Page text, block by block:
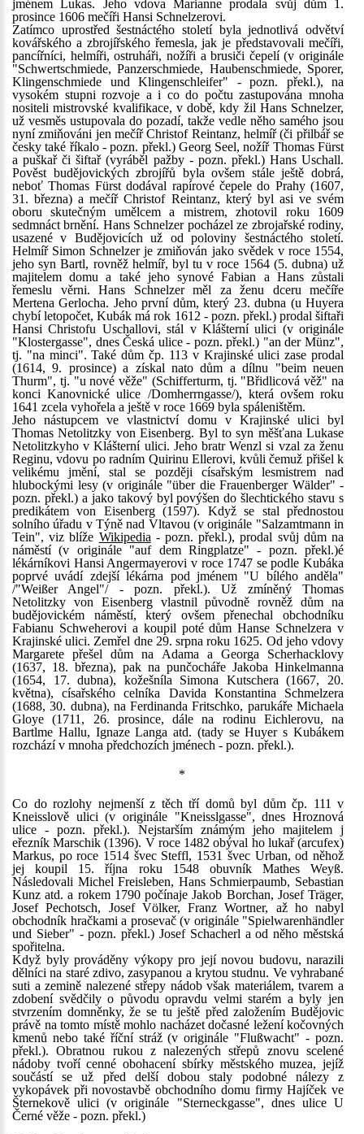
jménem Lukas. Jeho vdova Marianne prodala svůj dům 1.
prosince 1606 mečíři Hansi Schnelzerovi.
Zatímco uprostřed šestnáctého století byla jednotlivá odvětví
kovářského a zbrojířského řemesla, jak je představovali mečíři,
pancířníci, helmíři, ostruháři, nožíři a brusiči čepelí (v originále
"Schwertschmiede, Panzerschmiede, Haubenschmiede, Sporer,
Klingenschmiede und Klingenschleifer" - pozn. překl.), na
vysokém stupni rozvoje a i co do počtu zastupována mnoha
nositeli mistrovské kvalifikace, v době, kdy žil Hans Schnelzer,
už vesměs ustupovala do pozadí, takže vedle něho samého jsou
nyní zmiňováni jen mečíř Christof Reintanz, helmíř (či přilbář se
česky také říkalo - pozn. překl.) Georg Seel, nožíř Thomas Fürst
a puškař či šiftař (vyráběl pažby - pozn. překl.) Hans Uschall.
Pověst budějovických zbrojířů byla ovšem stále ještě dobrá,
neboť Thomas Fürst dodával rapírové čepele do Prahy (1607,
31. března) a mečíř Christof Reintanz, který byl asi ve svém
oboru skutečným umělcem a mistrem, zhotovil roku 1609
sedmnáct brnění. Hans Schnelzer pocházel ze zbrojařské rodiny,
usazené v Budějovicích už od poloviny šestnáctého století.
Helmíř Simon Schnelzer je zmiňován jako svědek v roce 1554,
jeho syn Bartl, rovněž helmíř, byl tu v roce 1564 (5. dubna) už
majitelem domu a také jeho synové Fabian a Hans zůstali
řemeslu věrni. Hans Schnelzer měl za ženu dceru mečíře
Mertena Gerlocha. Jeho první dům, který 23. dubna (u Huyera
chybí letopočet, Kubák má rok 1612 - pozn. překl.) prodal šiftaři
Hansi Christofu Uschallovi, stál v Klášterní ulici (v originále
"Klostergasse", dnes Česká ulice - pozn. překl.) "an der Münz",
tj. "na minci". Také dům čp. 113 v Krajinské ulici zase prodal
(1614, 9. prosince) a získal nato dům a dílnu "beim neuen
Thurm", tj. "u nové věže" (Schifferturm, tj. "Břidlicová věž" na
konci Kanovnické ulice /Domherrngasse/), která ovšem roku
1641 zcela vyhořela a ještě v roce 1669 byla spáleništěm.
Jeho nástupcem ve vlastnictví domu v Krajinské ulici byl
Thomas Netolitzky von Eisenberg. Byl to syn měšťana Lukase
Netolitzkyho v Klášterní ulici. Jeho bratr Wenzl si vzal za ženu
Reginu, vdovu po radním Quirinu Ellerovi, kvůli čemuž přišel k
velikému jmění, stal se později císařským lesmistrem nad
hlubockými lesy (v originále "über die Frauenberger Wälder" -
pozn. překl.) a jako takový byl povýšen do šlechtického stavu s
predikátem von Eisenberg (1597). Když se stal přednostou
solního úřadu v Týně nad Vltavou (v originále "Salzamtmann in
Tein", viz blíže Wikipedia - pozn. překl.), prodal svůj dům na
náměstí (v originále "auf dem Ringplatze" - pozn. překl.)é
lékárníkovi Hansi Angermayerovi v roce 1747 se podle Kubáka
poprvé uvádí zdejší lékárna pod jménem "U bílého anděla"
/"Weißer Angel"/ - pozn. překl.). Už zmíněný Thomas
Netolitzky von Eisenberg vlastnil původně rovněž dům na
budějovickém náměstí, který ovšem přenechal obchodníku
Fabianu Schweherovi a koupil poté dům Hanse Schnelzera v
Krajinské ulici. Zemřel dne 29. srpna roku 1625. Od jeho vdovy
Margarete přešel dům na Adama a Georga Scherhacklovy
(1637, 18. března), pak na punčocháře Jakoba Hinkelmanna
(1654, 17. dubna), kožešníla Simona Kutschera (1667, 20.
května), císařského celníka Davida Konstantina Schmelzera
(1688, 30. dubna), na Ferdinanda Fritschko, parukáře Michaela
Gloye (1711, 26. prosince, dále na rodinu Eichlerovu, na
Bartlme Hallu, Ignaze Langa atd. (tady se Huyer s Kubákem
rozchází v mnoha předchozích jménech - pozn. překl.).
*
Co do rozlohy nejmenší z těch tří domů byl dům čp. 111 v
Kneisslově ulici (v originále "Kneisslgasse", dnes Hroznová
ulice - pozn. překl.). Nejstarším známým jeho majitelem j
eřezník Marschik (1396). V roce 1482 obýval ho lukař (arcufex)
Markus, po roce 1514 švec Steffl, 1531 švec Urban, od něhož
jej koupil 15. října roku 1548 obuvník Mathes Weyß.
Následovali Michel Freisleben, Hans Schmierpaumb, Sebastian
Kunz atd. a rokem 1790 počínaje Jakob Borchan, Josef Träger,
Josef Pechotsch, Josef Völker, Franz Wortner, až ho nabyl
obchodník hračkami a prosevač (v originále "Spielwarenhändler
und Sieber" - pozn. překl.) Josef Schacherl a od něho městská
spořitelna.
Když byly prováděny výkopy pro její novou budovu, narazili
dělníci na staré zdivo, zasypanou a krytou studnu. Ve vyhrabané
suti a zemině nalezené střepy nádob však materiálem, tvarem a
zdobení svědčily o původu opravdu velmi starém a byly jen
stvrzením domněnky, že se tu ještě před založením Budějovic
právě na tomto místě mohlo nacházet dočasné ležení kočovných
kmenů nebo také říční stráž (v originále "Flußwacht" - pozn.
překl.). Obratnou rukou z nalezených střepů znovu scelené
nádoby tvoří cenné obohacení sbírky městského muzea, jejíž
součástí se už před delší dobou staly podobné nálezy z
vykopávek při novostavbě obchodního domu firmy Hajíček ve
Šternekově ulici (v originále "Sterneckgasse", dnes ulice U
Černé věže - pozn. překl.)